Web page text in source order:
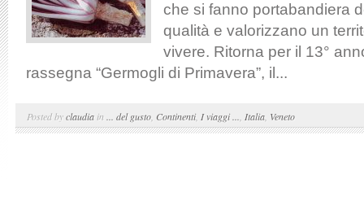
che si fanno portabandiera
qualità e valorizzano un
vivere. Ritorna per il 13°
rassegna “Germogli di Primavera”, il...
Posted byclaudia in ... del gusto Continenti, I viaggi ... Italia Veneto